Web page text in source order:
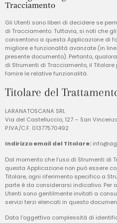
Tracciamento
Gli Utenti sono liberi di decidere se
di Tracciamento. Tuttavia, si noti che
consentono a questa Applicazione di
migliore e funzionalità avanzate (in
presente documento). Pertanto,
di Strumenti di Tracciamento, il
fornire le relative funzionalità.
Titolare del
LARANATOSCANA SRL
Via del Castelluccio, 127 – San
P.IVA/C.F. 01377570492
Indirizzo email del Titolare:
Dal momento che l’uso di Strumenti di
questa Applicazione non può essere
Titolare, ogni riferimento specifico a
parte è da considerarsi indicativo. Per
Utenti sono gentilmente invitati a
servizi terzi elencati in questo
Data l'oggettiva complessità di